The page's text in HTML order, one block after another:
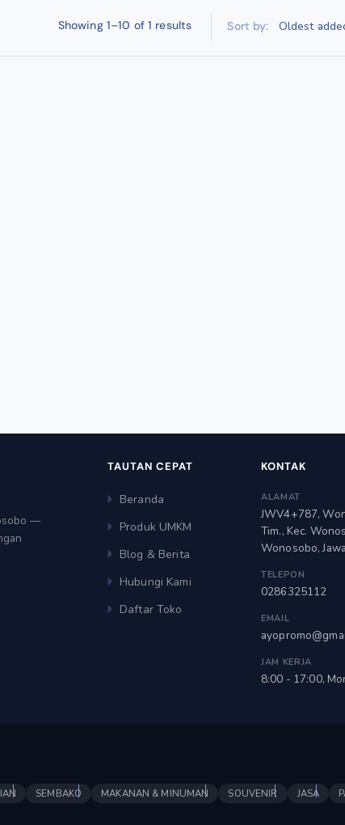
Showing 1–10 of 1 results Sort by: Oldest
—
TAUTAN CEPAT
Beranda
Produk UMKM
Blog & Berita
Hubungi Kami
Daftar Toko
KONTAK
ALAMAT
JWV4+787,
Tim., Kec.
Wonosobo,
TELEPON
0286325112
EMAIL
JAM KERJA
8:00 - 17:00,
SEMBAKO MAKANAN & MINUMAN SOUVENIR JASA